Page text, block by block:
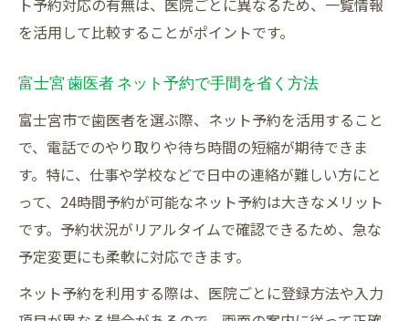
ト予約対応の有無は、医院ごとに異なるため、一覧情報
を活用して比較することがポイントです。
富士宮 歯医者 ネット予約で手間を省く方法
富士宮市で歯医者を選ぶ際、ネット予約を活用すること
で、電話でのやり取りや待ち時間の短縮が期待できま
す。特に、仕事や学校などで日中の連絡が難しい方にと
って、24時間予約が可能なネット予約は大きなメリット
です。予約状況がリアルタイムで確認できるため、急な
予定変更にも柔軟に対応できます。
ネット予約を利用する際は、医院ごとに登録方法や入力